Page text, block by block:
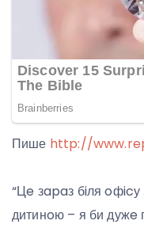
Пише http://
“Цe зapaз бiля oфicу
дитинoю – я би дужe